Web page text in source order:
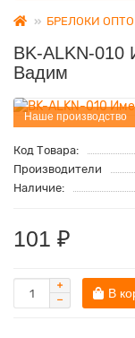
БРЕЛОКИ
BK-ALKN-010
Вадим
Наше производство
Код Товара:
Производители
Наличие:
101 ₽
В